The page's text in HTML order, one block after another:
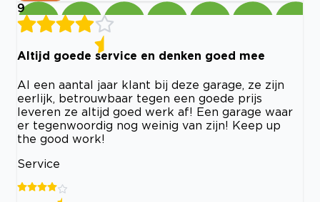
9
Altijd goede service en denken goed mee
Al een aantal jaar klant bij deze garage, ze zijn
eerlijk, betrouwbaar tegen een goede prijs
leveren ze altijd goed werk af! Een garage waar
er tegenwoordig nog weinig van zijn! Keep up
the good work!
Service